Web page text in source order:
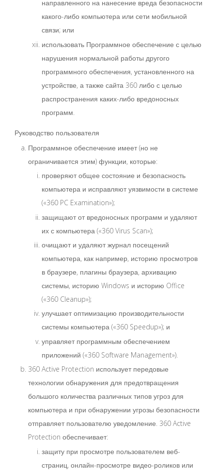
направленного на нанесение вреда безопасности
какого-либо компьютера или сети мобильной
связи; или
использовать Программное обеспечение с целью
нарушения нормальной работы другого
программного обеспечения, установленного на
устройстве, а также сайта 360 либо с целью
распространения каких-либо вредоносных
программ.
Руководство пользователя
Программное обеспечение имеет (но не
ограничивается этим) функции, которые:
проверяют общее состояние и безопасность
компьютера и исправляют уязвимости в системе
(«360 PC Examination»);
защищают от вредоносных программ и удаляют
их с компьютера («360 Virus Scan»);
очищают и удаляют журнал посещений
компьютера, как например, историю просмотров
в браузере, плагины браузера, архивацию
системы, историю Windows и историю Office
(«360 Cleanup»);
улучшает оптимизацию производительности
системы компьютера («360 Speedup»); и
управляет программным обеспечением
приложений («360 Software Management»).
360 Active Protection использует передовые
технологии обнаружения для предотвращения
большого количества различных типов угроз для
компьютера и при обнаружении угрозы безопасности
отправляет пользователю уведомление. 360 Active
Protection обеспечивает:
защиту при просмотре пользователем веб-
страниц, онлайн-просмотре видео-роликов или